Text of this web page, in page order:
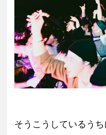
そうこうしているうち